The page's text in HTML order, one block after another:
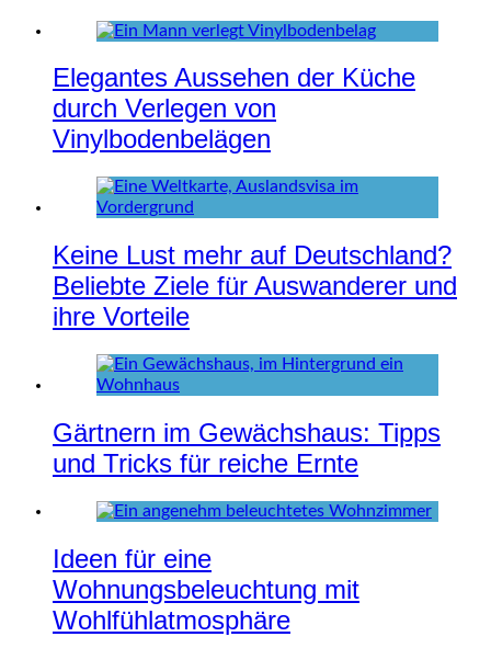
Elegantes Aussehen der Küche
durch Verlegen von
Vinylbodenbelägen
Keine Lust mehr auf Deutschland?
Beliebte Ziele für Auswanderer und
ihre Vorteile
Gärtnern im Gewächshaus: Tipps
und Tricks für reiche Ernte
Ideen für eine
Wohnungsbeleuchtung mit
Wohlfühlatmosphäre